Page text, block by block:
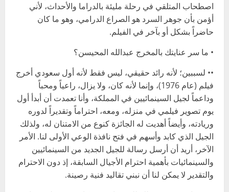
اصطحاب المتلقي في رحلة مليئة بالدراما والأحداث، لأني
أؤمن بأن جوهر السرد هو الصراع الدرامي، وهو ما كان
حاضراً بشكل أو بآخر في الفيلم.
• ما سر عنايتك بالمخرج عبدالله المحيسن؟
•• لسببين؛ لأنه رائد حقيقي، ليس فقط لأنه أول سعودي أخرج
فيلم (عام 1976)، وإنما لأنه كان، ولا يزال، راعياً ومحباً
وداعماً لجيل السينمائيين في المملكة، وأنا تعمدت أن أبدأ أول
يوم تصوير فيلمي في منزله، ومعه، احتراماً وتقديراً لدوره
وريادته، وأيضاً أهديت له الجائزة كنوع من الامتنان له، ولذلك
الجيل الذي كابد وأسهم في فتح نافذة الوعي الأولى لنا. الأمر
الآخر، أريد أن أرسل رسالة للجيل الجديد من السينمائيين
والسينمائيات بأهمية احترام الأجيال السابقة، إذ دون الاحترام
والتقدير لا يمكن لنا أن نبني تقاليد فنية رصينة.